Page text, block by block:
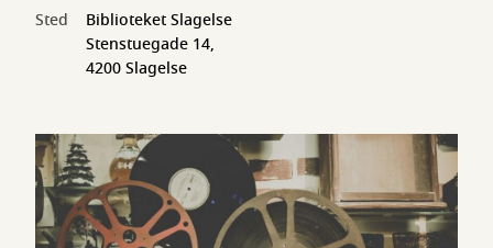
Sted
Biblioteket Slagelse
Stenstuegade 14,
4200 Slagelse